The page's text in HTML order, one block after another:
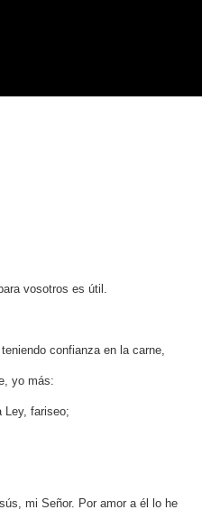
vosotros es útil.
confianza en la carne,
yo más:
Ley, fariseo;
mi Señor. Por amor a él lo he